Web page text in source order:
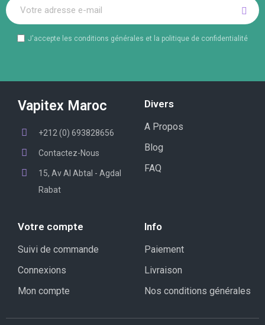
J'accepte les conditions générales et la politique de confidentialité
Vapitex Maroc
+212 (0) 693828656
Contactez-Nous
15, Av Al Abtal - Agdal
Rabat
Divers
A Propos
Blog
FAQ
Votre compte
Suivi de commande
Connexions
Mon compte
Info
Paiement
Livraison
Nos conditions générales